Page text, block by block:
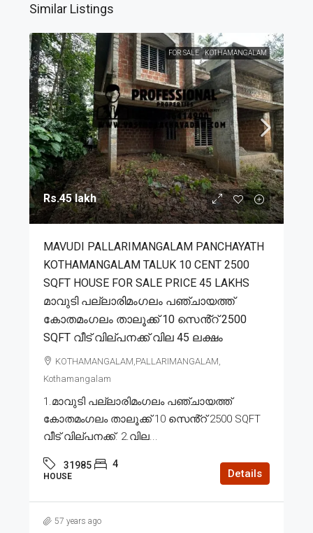
Similar Listings
FOR SALE KOTHAMANGALAM
Rs.45 lakh
MAVUDI PALLARIMANGALAM PANCHAYATH
KOTHAMANGALAM TALUK 10 CENT 2500
SQFT HOUSE FOR SALE PRICE 45 LAKHS
മാവുടി പല്ലാരിമംഗലം പഞ്ചായത്ത്
കോതമംഗലം താലൂക്ക് 10 സെൻ്റ് 2500
SQFT വീട് വില്പനക്ക് വില 45 ലക്ഷം
KOTHAMANGALAM,PALLARIMANGALAM,
Kothamangalam
1.മാവുടി പല്ലാരിമംഗലം പഞ്ചായത്ത്
കോതമംഗലം താലൂക്ക് 10 സെൻ്റ് 2500 SQFT
വീട് വില്പനക്ക്. 2.വില...
31985 4
HOUSE Details
57 years ago